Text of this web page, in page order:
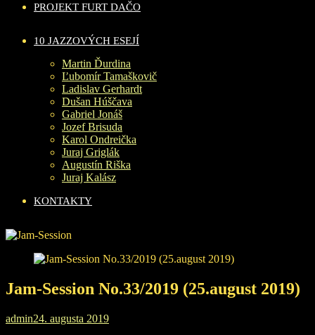
PROJEKT FURT DAČO
10 JAZZOVÝCH ESEJÍ
Martin Ďurdina
Ľubomír Tamaškovič
Ladislav Gerhardt
Dušan Húščava
Gabriel Jonáš
Jozef Brisuda
Karol Ondreička
Juraj Griglák
Augustín Riška
Juraj Kalász
KONTAKTY
Jam-Session No.33/2019 (25.august 2019)
admin24. augusta 2019